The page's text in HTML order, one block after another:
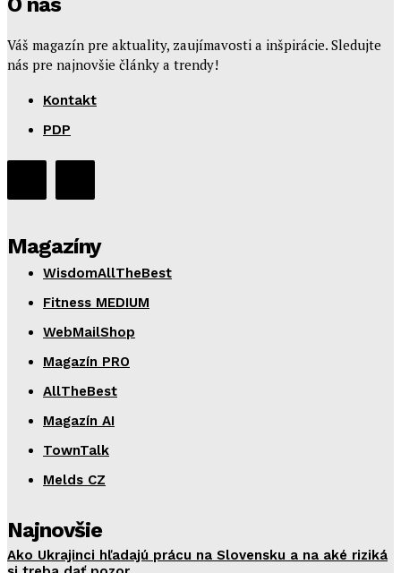
Váš magazín pre aktuality, zaujímavosti a inšpirácie. Sledujte
nás pre najnovšie články a trendy!
Kontakt
PDP
Magazíny
WisdomAllTheBest
Fitness MEDIUM
WebMailShop
Magazín PRO
AllTheBest
Magazín AI
TownTalk
Melds CZ
Najnovšie
Ako Ukrajinci hľadajú prácu na Slovensku a na aké riziká